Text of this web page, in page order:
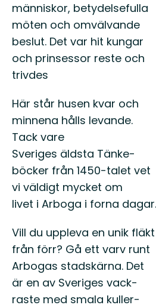
män­niskor, bety­delse­ful­la
möten och omväl­vande
beslut. Det var hit kun­gar
och prins­es­sor reste och
trivdes
Här står husen kvar och
min­nena hålls levande.
Tack vare
Sveriges äld­s­ta Tänke­
böck­er från 1450-talet vet
vi väldigt myck­et om
livet i Arbo­ga i for­na dagar.
Vill du uppl­e­va en unik fläkt
från förr? Gå ett varv runt
Arbo­gas stad­skär­na. Det
är en av Sveriges vack­
raste med smala kuller­